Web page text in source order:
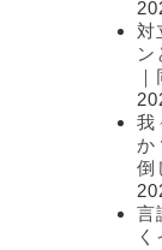
対
ン
我
か
倒
言